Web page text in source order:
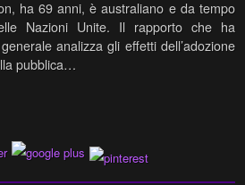
ha 69 anni, è australiano e da tempo
Nazioni Unite. Il rapporto che ha
analizza gli effetti dell’adozione
pubblica…